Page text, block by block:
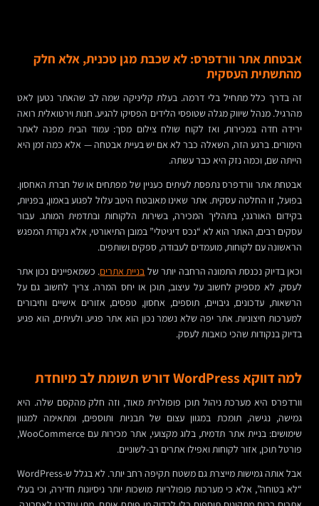
אבטחת אתר וורדפרס: לא שכבת מגן טכנית, אלא חלק
מהתשתית העסקית
זה בדרך כלל מתחיל בלי דרמה. בעלת קליניקה שמה לב שהאתר נטען לאט
מהרגיל. מנהל שיווק מגלה שטופסי הלידים הפסיקו להגיע. חנות וירטואלית רואה
ירידה חדה במכירות, ואז לקוח שולח צילום מסך: עמוד הבית מפנה לאתר
הימורים. ברגע הזה, השאלה כבר לא אם יש בעיית אבטחה — אלא כמה זמן היא
הייתה שם, וכמה נזק היא כבר עשתה.
אבטחת אתר וורדפרס נתפסת לעיתים כעניין של מפתחים או של חברת האחסון.
בפועל, זו החלטה עסקית. אתר שאינו מאובטח היטב עלול לפגוע באמון, בפניות,
בקידום האורגני, בתהליך המכירה, בשירות הלקוחות ובתדמית המותג. עבור
עסקים רבים, האתר הוא לא “נכס דיגיטלי” במובן התיאורטי, אלא נקודת המפגש
הראשונה עם לקוחות, מועמדים לעבודה, ספקים ושותפים.
וכאן בדיוק נכנסת התמונה הרחבה יותר של בניית אתרים. כשמאפיינים נכון אתר
לעסק, לא מספיק לחשוב על עיצוב, תוכן או יחס המרה. צריך לחשוב גם על
הרשאות, עדכונים, גיבויים, תוספים, אחסון, טפסים, אזורים אישיים וחיבורים
למערכות חיצוניות. אתר יפה שלא נשמר נכון הוא אתר פגיע. ולעיתים, הוא פגיע
בדיוק בנקודות שהכי כואבות לעסק.
למה דווקא WordPress דורש תשומת לב מיוחדת
וורדפרס היא מערכת ניהול תוכן פופולרית מאוד, וזה חלק מהקסם שלה. היא
גמישה, נגישה, תומכת במגוון עצום של תבניות ותוספים, ומתאימה למגוון
שימושים: בניית אתר תדמית, בלוג מקצועי, אתר מכירות עם WooCommerce,
פורטל תוכן, אזור לקוחות ואפילו אתרים רב-לשוניים.
אבל אותה גמישות מייצרת גם משטח תקיפה רחב יותר. לא בגלל ש-WordPress
“לא בטוחה”, אלא כי מערכות פופולריות מושכות יותר ניסיונות חדירה, וכי בעלי